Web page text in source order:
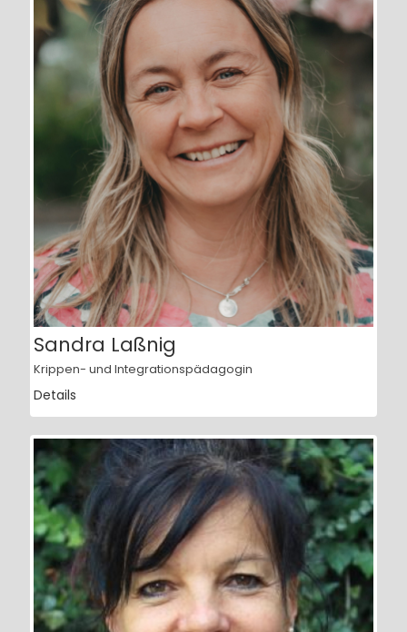
Sandra Laßnig
Krippen- und Integrationspädagogin
Details